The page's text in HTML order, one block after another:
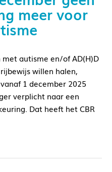
meer voor
met autisme en/of AD(H)D
willen halen,
1 december 2025
verplicht naar een
Dat heeft het CBR